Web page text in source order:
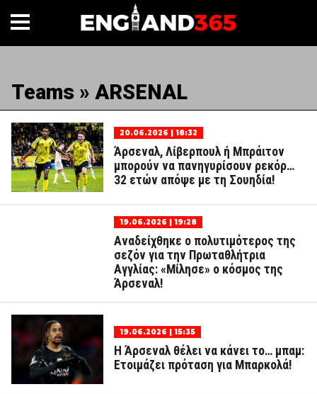
Teams » ARSENAL
20.06.2026 | 18:32
Άρσεναλ, Λίβερπουλ ή Μπράιτον
μπορούν να πανηγυρίσουν ρεκόρ…
32 ετών απόψε με τη Σουηδία!
19.06.2026 | 19:28
Αναδείχθηκε ο πολυτιμότερος της
σεζόν για την Πρωταθλήτρια
Αγγλίας: «Μίλησε» ο κόσμος της
Άρσεναλ!
19.06.2026 | 15:35
Η Άρσεναλ θέλει να κάνει το… μπαμ:
Ετοιμάζει πρόταση για Μπαρκολά!